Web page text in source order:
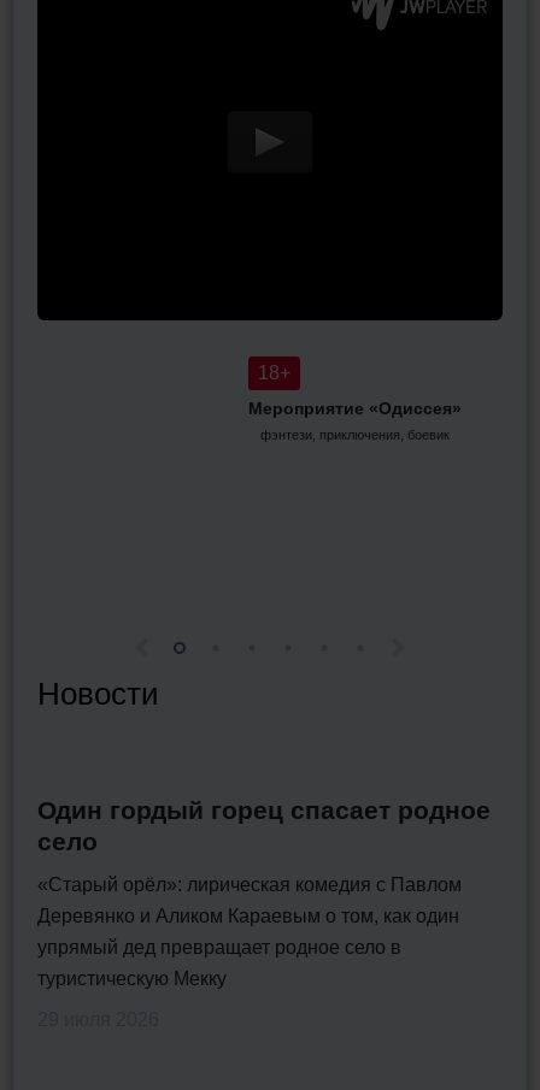
18+
Мероприятие «Одиссея»
фэнтези, приключения, боевик
Новости
Один гордый горец спасает родное
село
«Старый орёл»: лирическая комедия с Павлом
Деревянко и Аликом Караевым о том, как один
упрямый дед превращает родное село в
туристическую Мекку